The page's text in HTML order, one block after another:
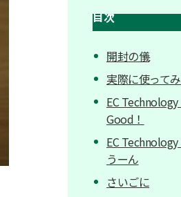
目次
開封の儀
実際に使って
EC
Good！
EC
うーん
さいごに